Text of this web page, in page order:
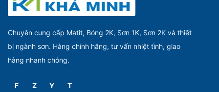
Chuyên cung cấp Matit, Bóng 2K, Sơn 1K, Sơn 2K và thiết
bị ngành sơn. Hàng chính hãng, tư vấn nhiệt tình, giao
hàng nhanh chóng.
F Z Y T